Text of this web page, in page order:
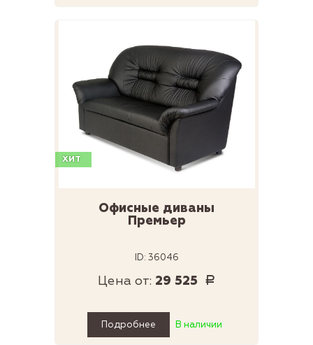
ХИТ
Офисные диваны
Премьер
ID: 36046
Цена от: 29 525 Р
Подробнее В наличии